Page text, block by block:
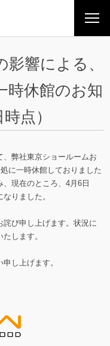
響による、
時休館のお知
点）
、弊社東京ショールームお
に一時休館しておりました
現在のところ、4月6日
りました。
び申し上げます。状況に
します。
し上げます。